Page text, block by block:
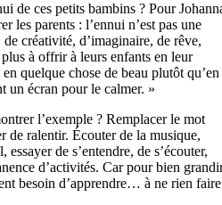
de ces petits bambins ? Pour
les parents : l’ennui n’est pas une
créativité, d’imaginaire, de rêve,
à offrir à leurs enfants en leur
quelque chose de beau plutôt qu’en
un écran pour le calmer. »
l’exemple ? Remplacer le mot
de ralentir. Écouter de la musique,
de s’entendre, de s’écouter,
d’activités. Car pour bien
besoin d’apprendre… à ne rien